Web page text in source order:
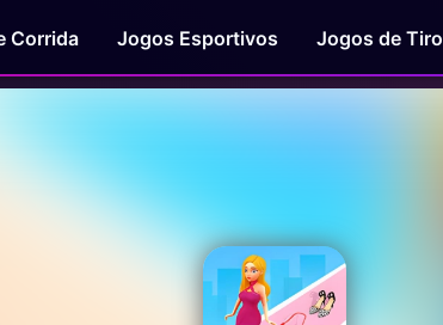
Corrida Jogos Esportivos Jogos de Tiro